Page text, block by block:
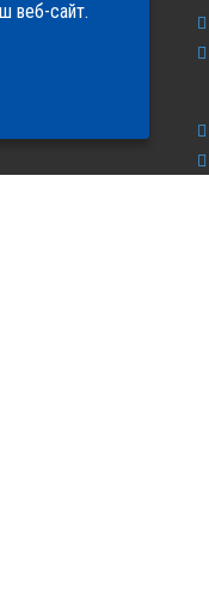
веб-сайт.